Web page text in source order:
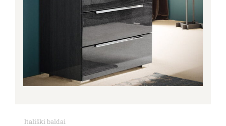
Itališki baldai